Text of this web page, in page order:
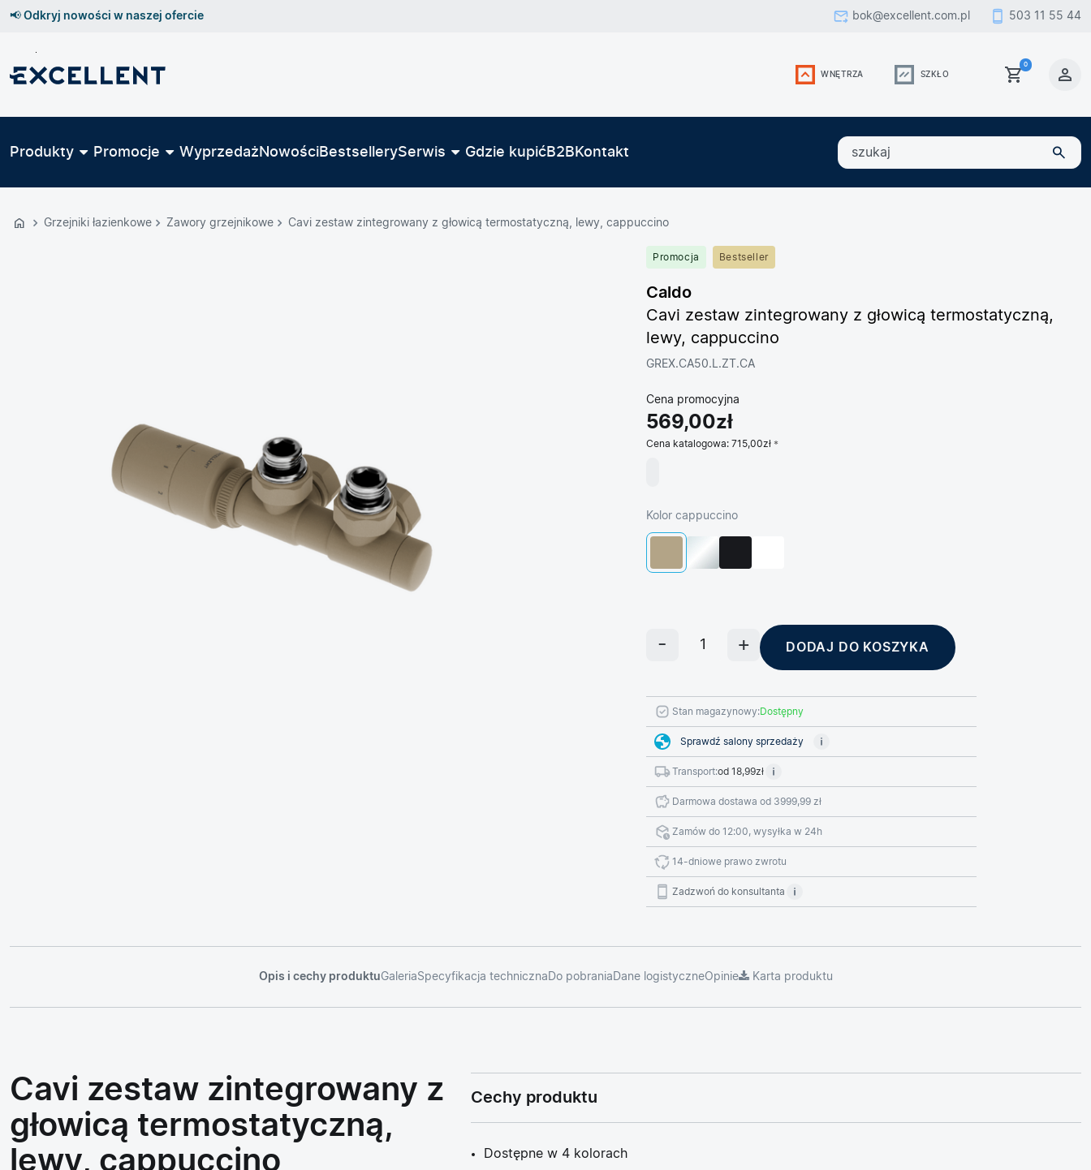
Przejdź
GŁÓWNEJ
📢 Odkryj nowości w naszej ofercie bok@excellent.com.pl 503 11 55 44
WNĘTRZA SZKŁO
0
Produkty Promocje Wyprzedaż NowościBestsellerySerwis Gdzie kupićB2B Kontakt
szukaj
Grzejniki łazienkowe Zawory grzejnikowe Cavi zestaw zintegrowany z głowicą termostatyczną, lewy, cappuccino
Promocja Bestseller
Caldo
Cavi zestaw zintegrowany z głowicą termostatyczną,
lewy, cappuccino
GREX.CA50.L.ZT.CA
Cena promocyjna
569,00zł
Cena katalogowa: 715,00zł
Kolor cappuccino
DODAJ DO KOSZYKA
Stan magazynowy:Dostępny
Sprawdź salony sprzedaży
Transport:od 18,99zł
Darmowa dostawa od 3999,99 zł
Zamów do 12:00, wysyłka w 24h
14-dniowe prawo zwrotu
Zadzwoń do konsultanta
Opis i cechy produktuGaleriaSpecyfikacja techniczna Do pobrania Dane logistyczneOpinie Karta produktu
Cavi zestaw zintegrowany z
głowicą termostatyczną,
lewy, cappuccino
Cechy produktu
Dostępne w 4 kolorach